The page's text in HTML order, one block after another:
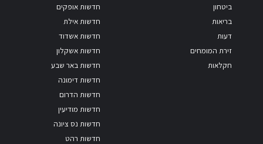
ביטחון
בריאות
דעות
זירת המומחים
חקלאות
חדשות אופקים
חדשות אילת
חדשות אשדוד
חדשות אשקלון
חדשות באר שבע
חדשות דימונה
חדשות הדרום
חדשות מודיעין
חדשות נס ציונה
חדשות רהט